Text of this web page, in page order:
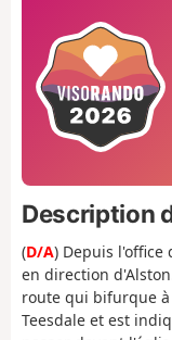
Description
(D/A) Depuis l'office
en direction
route qui bifurque
Teesdale et est